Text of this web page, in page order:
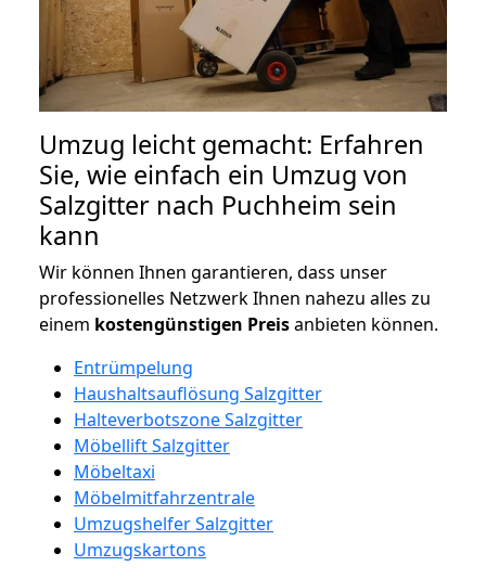
Umzug leicht gemacht: Erfahren
Sie, wie einfach ein Umzug von
Salzgitter nach Puchheim sein
kann
Wir können Ihnen garantieren, dass unser
professionelles Netzwerk Ihnen nahezu alles zu
einem kostengünstigen Preisanbieten können.
Entrümpelung
Haushaltsauflösung Salzgitter
Halteverbotszone Salzgitter
Möbellift Salzgitter
Möbeltaxi
Möbelmitfahrzentrale
Umzugshelfer Salzgitter
Umzugskartons